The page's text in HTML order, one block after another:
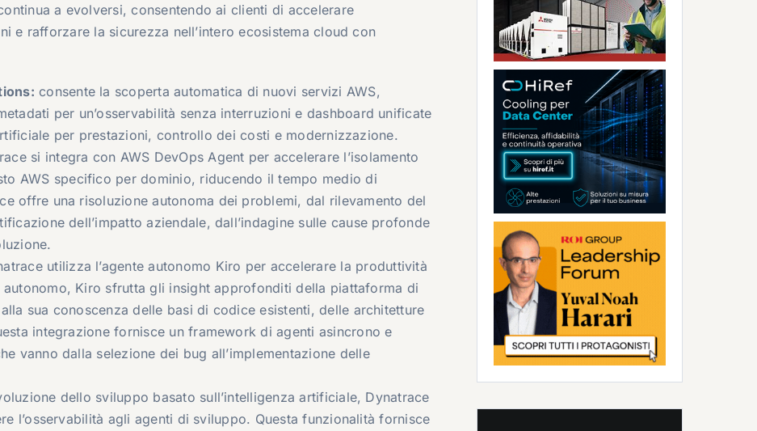
a evolversi, consentendo ai clienti di accelerare
e rafforzare la sicurezza nell’intero ecosistema cloud con
consente la scoperta automatica di nuovi servizi AWS,
per un’osservabilità senza interruzioni e dashboard unificate
per prestazioni, controllo dei costi e modernizzazione.
si integra con AWS DevOps Agent per accelerare l’isolamento
AWS specifico per dominio, riducendo il tempo medio di
offre una risoluzione autonoma dei problemi, dal rilevamento del
dell’impatto aziendale, dall’indagine sulle cause profonde
utilizza l’agente autonomo Kiro per accelerare la produttività
Kiro sfrutta gli insight approfonditi della piattaforma di
sua conoscenza delle basi di codice esistenti, delle architetture
integrazione fornisce un framework di agenti asincrono e
vanno dalla selezione dei bug all’implementazione delle
dello sviluppo basato sull’intelligenza artificiale, Dynatrace
l’osservabilità agli agenti di sviluppo. Questa funzionalità fornisce